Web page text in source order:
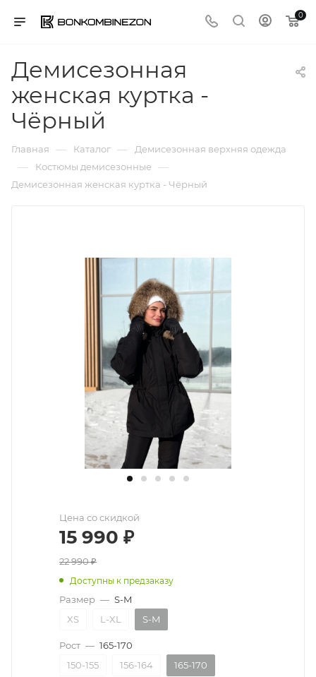
0
Демисезонная
женская куртка -
Чёрный
Главная — Каталог — Демисезонная верхняя одежда
— Костюмы демисезонные —
Демисезонная женская куртка - Чёрный
Цена со скидкой
15 990 ₽
22 990₽
Доступны к предзаказу
Размер — S-M
XS
L-XL S-M
Рост — 165-170
150-155
156-164 165-170